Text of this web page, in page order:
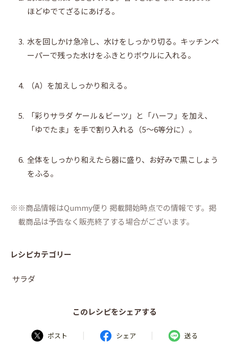
ほどゆでてざるにあげる。
3. 水を回しかけ急冷し、水けをしっかり切る。キッチンペ
ーパーで残った水けをふきとりボウルに入れる。
4. （A）を加えしっかり和える。
5.
「彩りサラダ ケール＆ビーツ」と「ハーフ」を加え、
「ゆでたま」を手で割り入れる（5～6等分に）。
6. 全体をしっかり和えたら器に盛り、お好みで黒こしょう
をふる。
※商品情報はQummy便り 掲載開始時点での情報です。掲
載商品は予告なく販売終了する場合がございます。
レシピカテゴリー
サラダ
このレシピをシェアする
ポスト | シェア | 送る